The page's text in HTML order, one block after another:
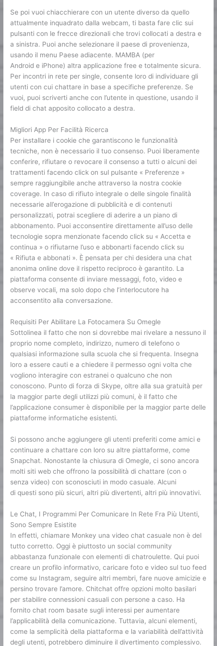
Se poi vuoi chiacchierare con un utente diverso da quello
attualmente inquadrato dalla webcam, ti basta fare clic sui
pulsanti con le frecce direzionali che trovi collocati a destra e
a sinistra. Puoi anche selezionare il paese di provenienza,
usando il menu Paese adiacente. MAMBA (per
Android e iPhone) altra applicazione free e totalmente sicura.
Per incontri in rete per single, consente loro di individuare gli
utenti con cui chattare in base a specifiche preferenze. Se
vuoi, puoi scriverti anche con l’utente in questione, usando il
field di chat apposito collocato a destra.
Migliori App Per Facilità Ricerca
Per installare i cookie che garantiscono le funzionalità
tecniche, non è necessario il tuo consenso. Puoi liberamente
conferire, rifiutare o revocare il consenso a tutti o alcuni dei
trattamenti facendo click on sul pulsante « Preferenze »
sempre raggiungibile anche attraverso la nostra cookie
coverage. In caso di rifiuto integrale o delle singole finalità
necessarie all’erogazione di pubblicità e di contenuti
personalizzati, potrai scegliere di aderire a un piano di
abbonamento. Puoi acconsentire direttamente all’uso delle
tecnologie sopra menzionate facendo click su « Accetta e
continua » o rifiutarne l’uso e abbonarti facendo click su
« Rifiuta e abbonati ». È pensata per chi desidera una chat
anonima online dove il rispetto reciproco è garantito. La
piattaforma consente di inviare messaggi, foto, video e
observe vocali, ma solo dopo che l’interlocutore ha
acconsentito alla conversazione.
Requisiti Per Abilitare La Fotocamera Su Omegle
Sottolinea il fatto che non si dovrebbe mai rivelare a nessuno il
proprio nome completo, indirizzo, numero di telefono o
qualsiasi informazione sulla scuola che si frequenta. Insegna
loro a essere cauti e a chiedere il permesso ogni volta che
vogliono interagire con estranei o qualcuno che non
conoscono. Punto di forza di Skype, oltre alla sua gratuità per
la maggior parte degli utilizzi più comuni, è il fatto che
l’applicazione consumer è disponibile per la maggior parte delle
piattaforme informatiche esistenti.
Si possono anche aggiungere gli utenti preferiti come amici e
continuare a chattare con loro su altre piattaforme, come
Snapchat. Nonostante la chiusura di Omegle, ci sono ancora
molti siti web che offrono la possibilità di chattare (con o
senza video) con sconosciuti in modo casuale. Alcuni
di questi sono più sicuri, altri più divertenti, altri più innovativi.
Le Chat, I Programmi Per Comunicare In Rete Fra Più Utenti,
Sono Sempre Esistite
In effetti, chiamare Monkey una video chat casuale non è del
tutto corretto. Oggi è piuttosto un social community
abbastanza funzionale con elementi di chatroulette. Qui puoi
creare un profilo informativo, caricare foto e video sul tuo feed
come su Instagram, seguire altri membri, fare nuove amicizie e
persino trovare l’amore. Chitchat offre opzioni molto basilari
per stabilire connessioni casuali con persone a caso. Ha
fornito chat room basate sugli interessi per aumentare
l’applicabilità della comunicazione. Tuttavia, alcuni elementi,
come la semplicità della piattaforma e la variabilità dell’attività
degli utenti, potrebbero diminuire il divertimento complessivo.